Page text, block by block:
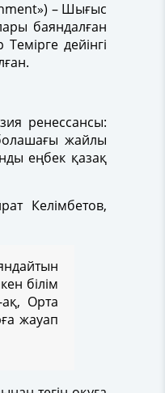
– Шығыс
баяндалған
дейінгі
ренессансы:
жайлы
еңбек қазақ
Келімбетов,
білім
Орта
жауап